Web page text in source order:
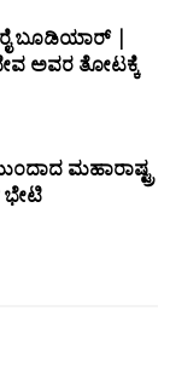
ರೈ ಬೂಡಿಯಾರ್ |
ಅವರ ತೋಟಕ್ಕೆ
ಮಹಾರಾಷ್ಟ್ರ